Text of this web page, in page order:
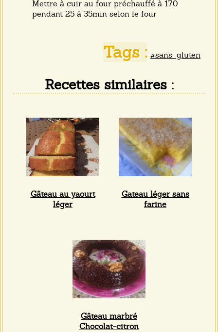
Mettre à cuir au four préchauffé à 170
pendant 25 à 35min selon le four
Tags : #sans_gluten
Recettes similaires :
Gâteau au yaourt
léger
Gateau léger sans
farine
Gâteau marbré
Chocolat-citron